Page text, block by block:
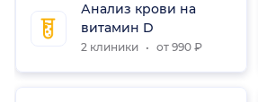
Анализ крови на
витамин D
2 клиники от 990 ₽